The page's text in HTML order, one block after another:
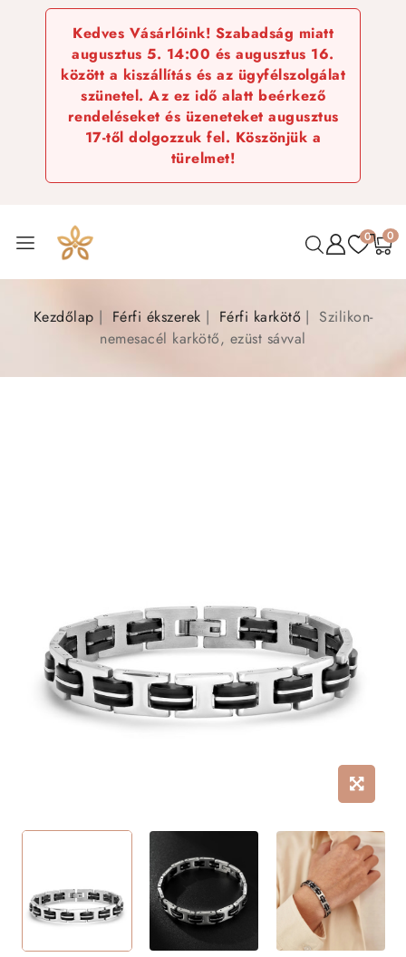
Kedves Vásárlóink! Szabadság miatt
augusztus 5. 14:00 és augusztus 16.
között a kiszállítás és az ügyfélszolgálat
szünetel. Az ez idő alatt beérkező
rendeléseket és üzeneteket augusztus
17-től dolgozzuk fel. Köszönjük a
türelmet!
0 0
Kezdőlap Férfi ékszerek Férfi karkötő
Szilikon-
nemesacél karkötő, ezüst sávval